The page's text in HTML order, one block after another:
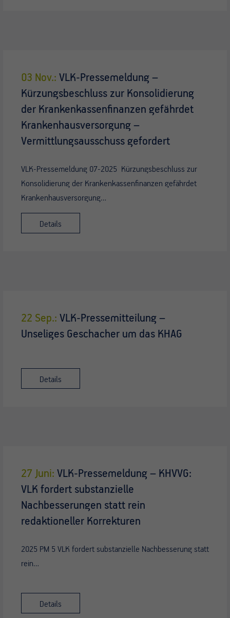
03 Nov.: VLK-Pressemeldung –
Kürzungsbeschluss zur Konsolidierung
der Krankenkassenfinanzen gefährdet
Krankenhausversorgung –
Vermittlungsausschuss gefordert
VLK-Pressemeldung 07-2025 Kürzungsbeschluss zur
Konsolidierung der Krankenkassenfinanzen gefährdet
Krankenhausversorgung…
Details
22 Sep.: VLK-Pressemitteilung –
Unseliges Geschacher um das KHAG
Details
27 Juni: VLK-Pressemeldung – KHVVG:
VLK fordert substanzielle
Nachbesserungen statt rein
redaktioneller Korrekturen
2025 PM 5 VLK fordert substanzielle Nachbesserung statt
rein…
Details